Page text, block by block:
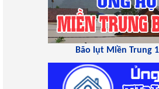
Bão lụt Miền Trung